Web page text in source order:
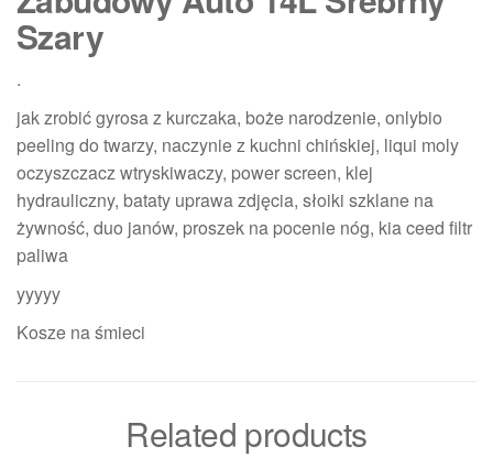
Szary
.
jak zrobić gyrosa z kurczaka, boże narodzenie, onlybio
peeling do twarzy, naczynie z kuchni chińskiej, liqui moly
oczyszczacz wtryskiwaczy, power screen, klej
hydrauliczny, bataty uprawa zdjęcia, słoiki szklane na
żywność, duo janów, proszek na pocenie nóg, kia ceed filtr
paliwa
yyyyy
Kosze na śmieci
Related products